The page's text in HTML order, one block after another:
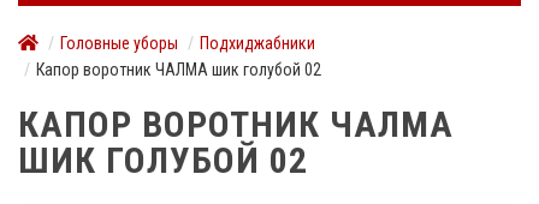
Головные уборы
Подхиджабники
Капор воротник ЧАЛМА шик голубой 02
КАПОР ВОРОТНИК ЧАЛМА
ШИК ГОЛУБОЙ 02